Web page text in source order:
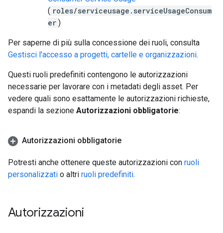
( roles/serviceusage.serviceUsageConsum
er )
Per saperne di più sulla concessione dei ruoli, consulta
Gestisci l'accesso a progetti, cartelle e organizzazioni.
Questi ruoli predefiniti contengono le autorizzazioni
necessarie per lavorare con i metadati degli asset. Per
vedere quali sono esattamente le autorizzazioni richieste,
espandi la sezione Autorizzazioni obbligatorie:
Autorizzazioni obbligatorie
Potresti anche ottenere queste autorizzazioni con ruoli
personalizzati o altri ruoli predefiniti.
Autorizzazioni